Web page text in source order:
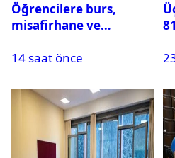
Öğrencilere burs,
misafirhane ve
Başvurular başladı
14 saat önce